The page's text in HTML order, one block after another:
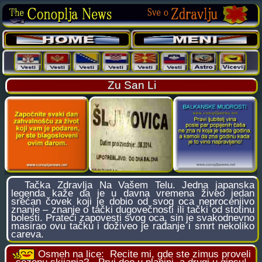
Zu San Li
Tačka Zdravlja Na Vašem Telu. Jedna japanska
legenda kaže da je u davna vremena živeo jedan
srećan čovek koji je dobio od svog oca neprocenjivo
znanje – znanje o tački dugovečnosti ili tački od stotinu
bolesti. Prateći zapovesti svog oca, sin je svakodnevno
masirao ovu tačku i doživeo je rađanje i smrt nekoliko
careva.
Osmeh na lice: Recite mi, gde ste zimus proveli